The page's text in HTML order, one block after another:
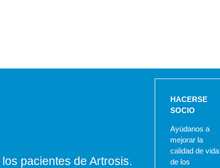
pacientes de Artrosis.
HACERSE
SOCIO
Ayúdanos a
mejorar la
calidad de vida
de los